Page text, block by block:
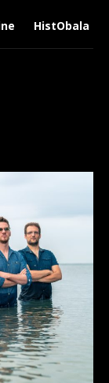
HistObala